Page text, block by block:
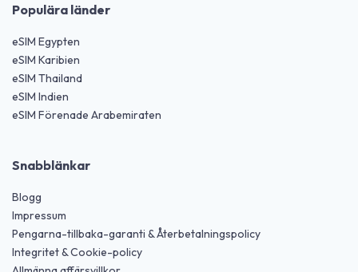
Populära länder
eSIM Egypten
eSIM Karibien
eSIM Thailand
eSIM Indien
eSIM Förenade Arabemiraten
Snabblänkar
Blogg
Impressum
Pengarna-tillbaka-garanti & Återbetalningspolicy
Integritet & Cookie-policy